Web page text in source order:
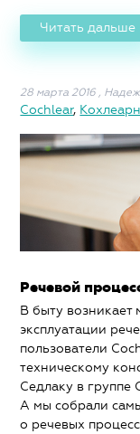
Читать дальше
28 марта 2016 ,
Cochlear,
Речевой
В быту возникает
эксплуатации
пользователи
техническому
Седлаку в группе
А мы собрали
о речевых